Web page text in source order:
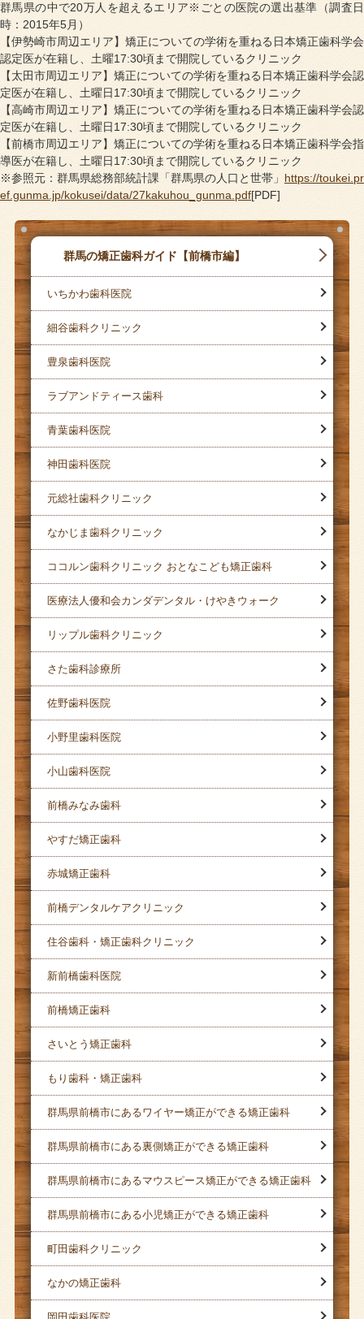
群馬県の中で20万人を超えるエリア※ごとの医院の選出基準（調査日
時：2015年5月）
【伊勢崎市周辺エリア】矯正についての学術を重ねる日本矯正歯科学会
認定医が在籍し、土曜17:30頃まで開院しているクリニック
【太田市周辺エリア】矯正についての学術を重ねる日本矯正歯科学会認
定医が在籍し、土曜日17:30頃まで開院しているクリニック
【高崎市周辺エリア】矯正についての学術を重ねる日本矯正歯科学会認
定医が在籍し、土曜日17:30頃まで開院しているクリニック
【前橋市周辺エリア】矯正についての学術を重ねる日本矯正歯科学会指
導医が在籍し、土曜日17:30頃まで開院しているクリニック
※参照元：群馬県総務部統計課「群馬県の人口と世帯」 https://toukei.pr
ef.gunma.jp/kokusei/data/27kakuhou_gunma.pdf[PDF]
群馬の矯正歯科ガイド【前橋市編】
いちかわ歯科医院
細谷歯科クリニック
豊泉歯科医院
ラブアンドティース歯科
青葉歯科医院
神田歯科医院
元総社歯科クリニック
なかじま歯科クリニック
ココルン歯科クリニック おとなこども矯正歯科
医療法人優和会カンダデンタル・けやきウォーク
リップル歯科クリニック
さた歯科診療所
佐野歯科医院
小野里歯科医院
小山歯科医院
前橋みなみ歯科
やすだ矯正歯科
赤城矯正歯科
前橋デンタルケアクリニック
住谷歯科・矯正歯科クリニック
新前橋歯科医院
前橋矯正歯科
さいとう矯正歯科
もり歯科・矯正歯科
群馬県前橋市にあるワイヤー矯正ができる矯正歯科
群馬県前橋市にある裏側矯正ができる矯正歯科
群馬県前橋市にあるマウスピース矯正ができる矯正歯科
群馬県前橋市にある小児矯正ができる矯正歯科
町田歯科クリニック
なかの矯正歯科